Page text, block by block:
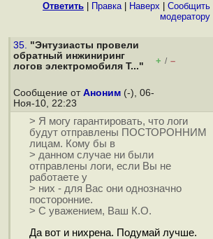
Ответить Правка| Наверх
Cообщить
модератору
35. "Энтузиасты провели
обратный инжиниринг
логов электромобиля T..."
+ / –
Сообщение от Аноним (-), 06-
Ноя-10, 22:23
> Я могу гарантировать, что логи
будут отправлены ПОСТОРОННИМ
лицам. Кому бы в
> данном случае ни были
отправлены логи, если Вы не
работаете у
> них - для Вас они однозначно
посторонние.
> С уважением, Ваш К.О.
Да вот и нихрена. Подумай лучше.